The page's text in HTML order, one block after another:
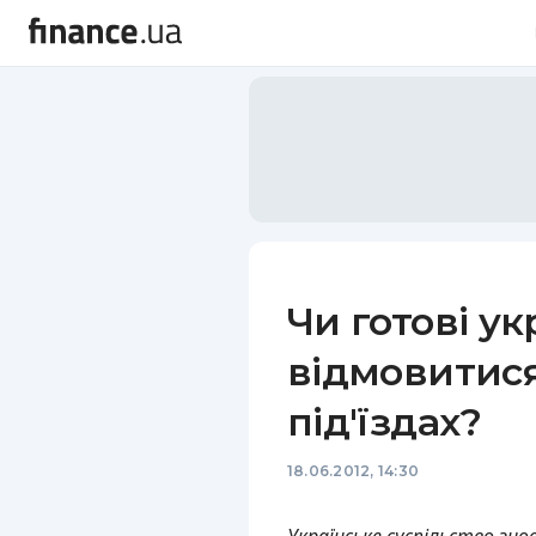
Чи готові
під'їздах?
18.06.2012, 14:30